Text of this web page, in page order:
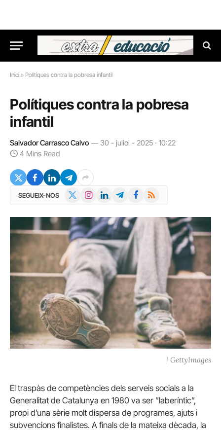
Inici » Polítiques contra la pobresa infantil
Polítiques contra la pobresa
infantil
Salvador Carrasco Calvo
30 - juliol - 2025 · 10:22
4 Mins Read
SEGUEIX-NOS InstagramLinkedInTelegramFacebook
RSS
| GettyImages
El traspàs de competències dels serveis socials a la
Generalitat de Catalunya en 1980 va ser ”laberíntic”,
propi d’una sèrie molt dispersa de programes, ajuts i
subvencions finalistes. A finals de la mateixa dècada, la